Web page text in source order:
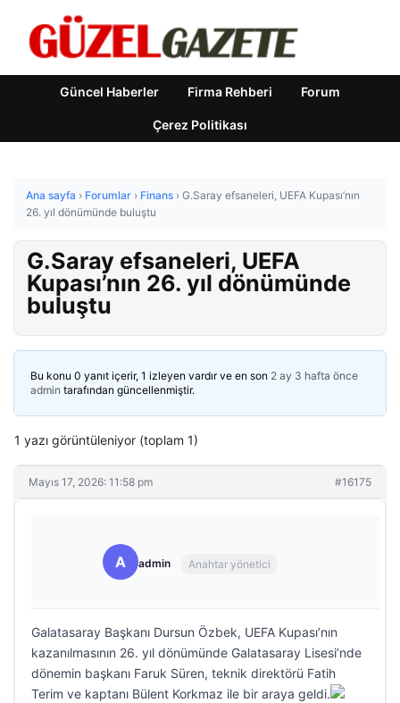
Güncel Haberler Firma Rehberi Forum
Çerez Politikası
Ana sayfa › Forumlar › Finans › G.Saray efsaneleri, UEFA Kupası’nın
26. yıl dönümünde buluştu
G.Saray efsaneleri, UEFA
Kupası’nın 26. yıl dönümünde
buluştu
Bu konu 0 yanıt içerir, 1 izleyen vardır ve en son 2 ay 3 hafta önce
admin tarafından güncellenmiştir.
1 yazı görüntüleniyor (toplam 1)
Mayıs 17, 2026: 11:58 pm #16175
A admin Anahtar yönetici
Galatasaray Başkanı Dursun Özbek, UEFA Kupası’nın
kazanılmasının 26. yıl dönümünde Galatasaray Lisesi’nde
dönemin başkanı Faruk Süren, teknik direktörü Fatih
Terim ve kaptanı Bülent Korkmaz ile bir araya geldi.